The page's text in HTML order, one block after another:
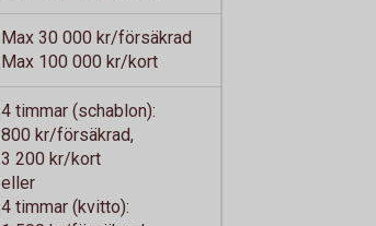
Max 30 000 kr/försäkrad
Max 100 000 kr/kort
4 timmar (schablon):
800 kr/försäkrad,
3 200 kr/kort
eller
4 timmar (kvitto):